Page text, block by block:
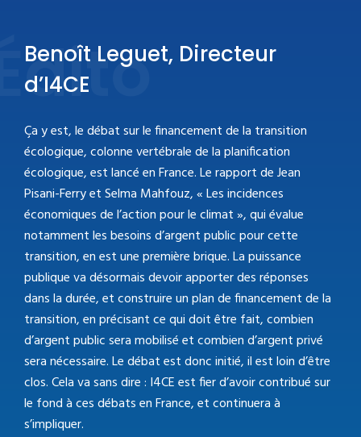
Benoît Leguet, Directeur
d’I4CE
Ça y est, le débat sur le financement de la transition
écologique, colonne vertébrale de la planification
écologique, est lancé en France. Le rapport de Jean
Pisani-Ferry et Selma Mahfouz, « Les incidences
économiques de l’action pour le climat », qui évalue
notamment les besoins d’argent public pour cette
transition, en est une première brique. La puissance
publique va désormais devoir apporter des réponses
dans la durée, et construire un plan de financement de la
transition, en précisant ce qui doit être fait, combien
d’argent public sera mobilisé et combien d’argent privé
sera nécessaire. Le débat est donc initié, il est loin d’être
clos. Cela va sans dire : I4CE est fier d’avoir contribué sur
le fond à ces débats en France, et continuera à
s’impliquer.